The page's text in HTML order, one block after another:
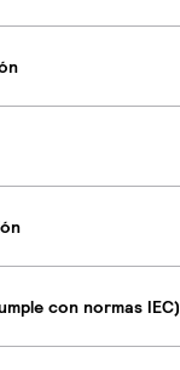
con normas IEC)